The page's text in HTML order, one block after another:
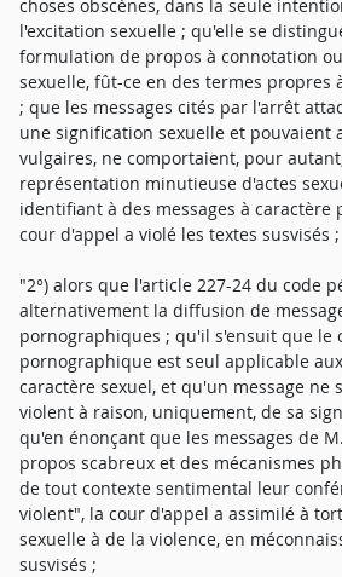
choses obscènes, dans la seule
l'excitation sexuelle ; qu'elle se
formulation de propos à connotation
sexuelle, fût-ce en des termes
; que les messages cités par l'arrêt
une signification sexuelle et pouvaient
vulgaires, ne comportaient, pour
représentation minutieuse d'actes
identifiant à des messages à caractère
cour d'appel a violé les textes susvisés ;
"2°) alors que l'article 227-24 du code
alternativement la diffusion de
pornographiques ; qu'il s'ensuit que le
pornographique est seul applicable
caractère sexuel, et qu'un message
violent à raison, uniquement, de sa
qu'en énonçant que les messages de
propos scabreux et des mécanismes
de tout contexte sentimental leur
violent", la cour d'appel a assimilé à
sexuelle à de la violence, en
susvisés ;